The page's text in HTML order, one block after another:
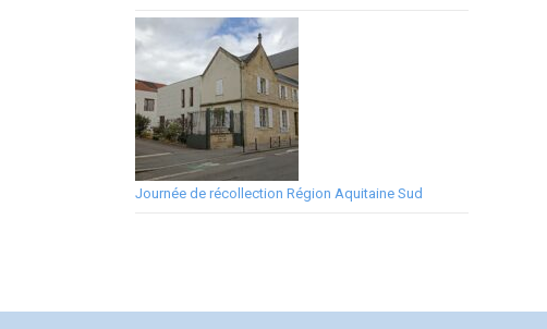
Journée de récollection Région Aquitaine Sud